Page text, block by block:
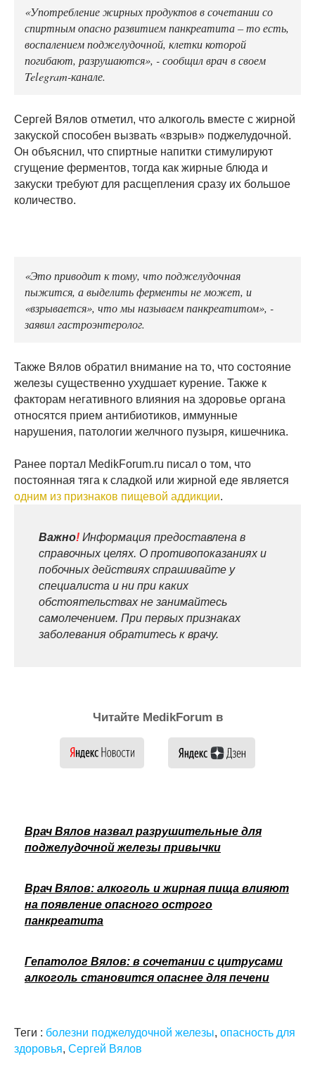
«Употребление жирных продуктов в сочетании со
спиртным опасно развитием панкреатита – то есть,
воспалением поджелудочной, клетки которой
погибают, разрушаются», - сообщил врач в своем
Telegram-канале.
Сергей Вялов отметил, что алкоголь вместе с жирной
закуской способен вызвать «взрыв» поджелудочной.
Он объяснил, что спиртные напитки стимулируют
сгущение ферментов, тогда как жирные блюда и
закуски требуют для расщепления сразу их большое
количество.
«Это приводит к тому, что поджелудочная
пыжится, а выделить ферменты не может, и
«взрывается», что мы называем панкреатитом», -
заявил гастроэнтеролог.
Также Вялов обратил внимание на то, что состояние
железы существенно ухудшает курение. Также к
факторам негативного влияния на здоровье органа
относятся прием антибиотиков, иммунные
нарушения, патологии желчного пузыря, кишечника.
Ранее портал MedikForum.ru писал о том, что
постоянная тяга к сладкой или жирной еде является
одним из признаков пищевой аддикции.
Важно! Информация предоставлена в
справочных целях. О противопоказаниях и
побочных действиях спрашивайте у
специалиста и ни при каких
обстоятельствах не занимайтесь
самолечением. При первых признаках
заболевания обратитесь к врачу.
Читайте MedikForum в
Врач Вялов назвал разрушительные для
поджелудочной железы привычки
Врач Вялов: алкоголь и жирная пища влияют
на появление опасного острого
панкреатита
Гепатолог Вялов: в сочетании с цитрусами
алкоголь становится опаснее для печени
Теги : болезни поджелудочной железы, опасность для
здоровья, Сергей Вялов